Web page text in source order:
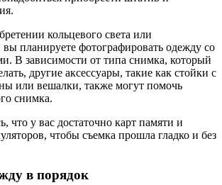
кольцевого света или
вы планируете фотографировать одежду со
В зависимости от типа снимка, который
другие аксессуары, такие как стойки с
или вешалки, также могут помочь
снимка.
что у вас достаточно карт памяти и
чтобы съемка прошла гладко и без
в порядок